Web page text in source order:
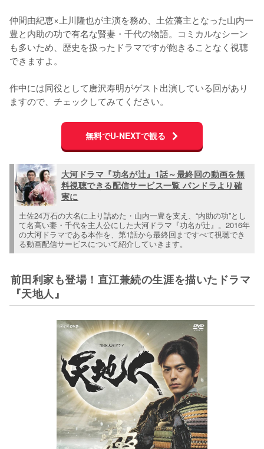
仲間由紀恵×上川隆也が主演を務め、土佐藩主となった山内一
豊と内助の功で有名な賢妻・千代の物語。コミカルなシーン
も多いため、歴史を扱ったドラマですが飽きることなく視聴
できますよ。
作中には同役として唐沢寿明がゲスト出演している回があり
ますので、チェックしてみてください。
無料でU-NEXTで観る
大河ドラマ『功名が辻』1話～最終回の動画を無
料視聴できる配信サービス一覧 パンドラより確
実に
土佐24万石の大名に上り詰めた・山内一豊を支え、“内助の功”とし
て名高い妻・千代を主人公にした大河ドラマ『功名が辻』。2016年
の大河ドラマである本作を、第1話から最終回まですべて視聴でき
る動画配信サービスについて紹介していきます。
前田利家も登場！直江兼続の生涯を描いたドラマ
『天地人』